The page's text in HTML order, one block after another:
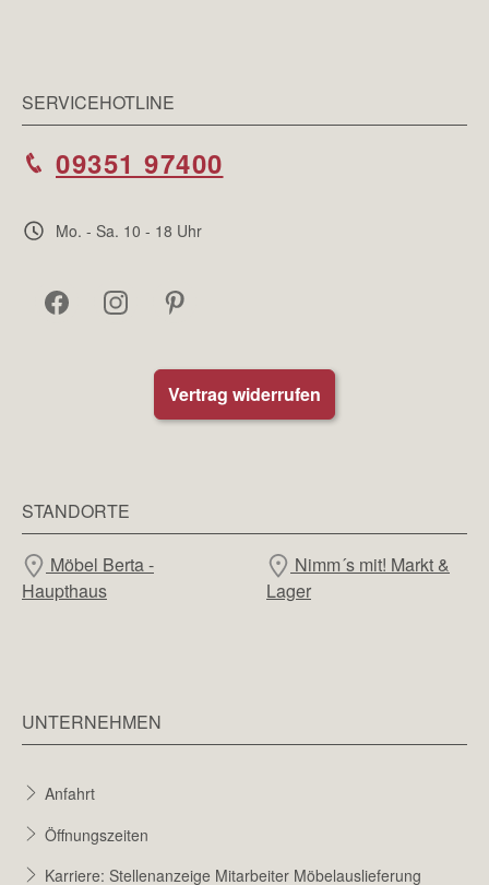
SERVICEHOTLINE
09351 97400
Mo. - Sa. 10 - 18 Uhr
Vertrag widerrufen
STANDORTE
Möbel Berta -
Haupthaus
Nimm´s mit! Markt &
Lager
UNTERNEHMEN
Anfahrt
Öffnungszeiten
Karriere: Stellenanzeige Mitarbeiter Möbelauslieferung